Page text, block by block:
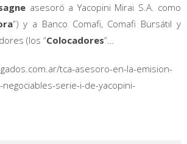
asesoró a Yacopini Mirai S.A. como
”) y a Banco Comafi, Comafi Bursátil y
(los “Colocadores”…
tca-asesoro-en-la-emision-
serie-i-de-yacopini-